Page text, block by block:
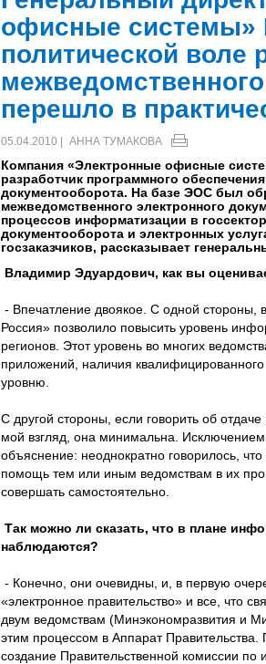
офисные системы»
политической воле
перешло в
05.04.2010 | АННА ТУМАКОВА
Компания «Электронные офисные
разработчик программного
документооборота. На базе ЭОС был
межведомственного электронного
процессов информатизации в
документооборота и электронных
госзаказчиков, рассказывает
Владимир Эдуардович, как вы
- Впечатление двоякое. С одной стороны,
Россия» позволило повысить уровень
регионов. Этот уровень во многих
приложений, наличия
уровню.
С другой стороны, если говорить об
мой взгляд, она минимальна. Исключением
объяснение: неоднократно говорилось,
помощь тем или иным ведомствам в их
совершать самостоятельно.
Так можно ли сказать, что в плане
наблюдаются?
- Конечно, они очевидны, и, в первую
«электронное правительство» и все, что
двум ведомствам (Минэкономразвития и
этим процессом в Аппарат
создание Правительственной комиссии